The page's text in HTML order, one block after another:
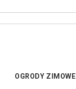
OGRODY ZIMOWE